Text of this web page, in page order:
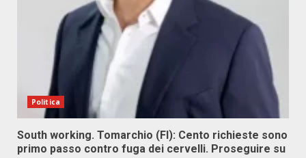
Politica
South working. Tomarchio (FI): Cento richieste sono
primo passo contro fuga dei cervelli. Proseguire su